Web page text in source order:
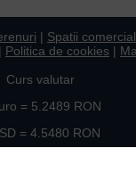
| Spatii
| Politica de cookies |
Curs valutar
= 5.2489 RON
= 4.5480 RON